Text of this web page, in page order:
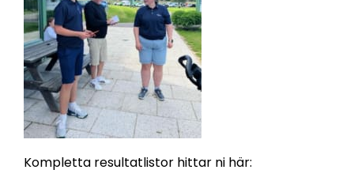
Kompletta resultatlistor hittar ni här: